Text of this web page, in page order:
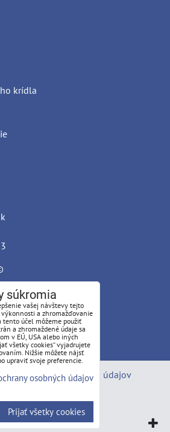
krídla
ochrany osobných údajov
BiznisWeb.sk
súkromia
vašej návštevy tejto
a zhromažďovanie
tento účel môžeme použiť
a zhromaždené údaje sa
v EÚ, USA alebo iných
všetky cookies“ vyjadrujete
Nižšie môžete nájsť
upraviť svoje preferencie.
osobných údajov
Prijať všetky cookies